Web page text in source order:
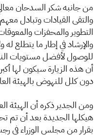
من جانبه شكر السدحان
والتقى القيادات وتبادل
التطوير والمحفزات
والإرشاد في إطار ما يتطلع
للوصول لأفضل مستويات
أن هذه الزيارة سيكون لها
دون كلل للنهوض بالهيئة
​​ومن الجدير ذكره أن الهيئة
هيكلها الجديدة بعد أن تم
بقرار من مجلس الوزراء في